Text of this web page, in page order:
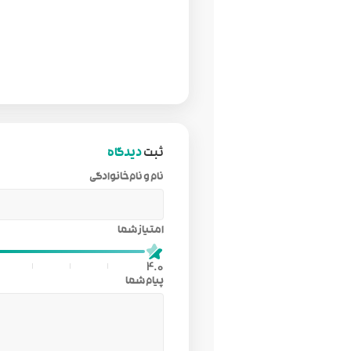
ثبتدیدگاه
امتیاز شما
4.0
پیام شما
نام و نام‌خانوادگی